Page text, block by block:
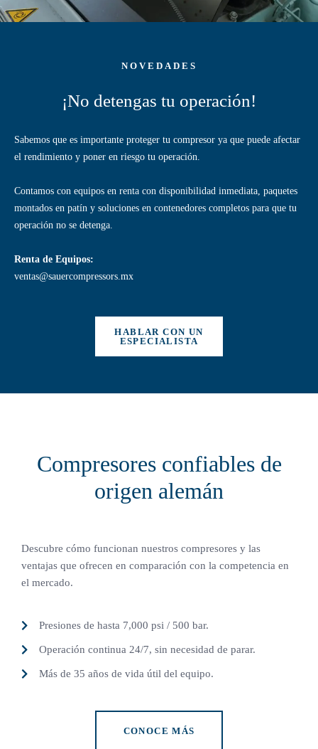
NOVEDADES
¡No detengas tu operación!
Sabemos que es importante proteger tu compresor ya que puede afectar
el rendimiento y poner en riesgo tu operación.
Contamos con equipos en renta con disponibilidad inmediata, paquetes
montados en patín y soluciones en contenedores completos para que tu
operación no se detenga.
Renta de Equipos:
ventas@sauercompressors.mx
HABLAR CON UN
ESPECIALISTA
Compresores confiables de
origen alemán
Descubre cómo funcionan nuestros compresores y las
ventajas que ofrecen en comparación con la competencia en
el mercado.
Presiones de hasta 7,000 psi / 500 bar.
Operación continua 24/7, sin necesidad de parar.
Más de 35 años de vida útil del equipo.
CONOCE MÁS